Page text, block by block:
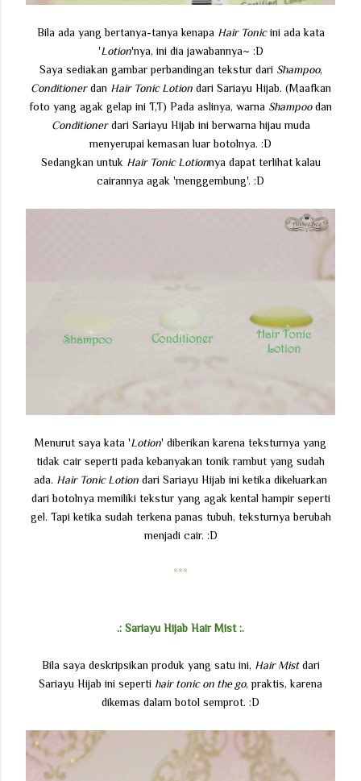
Bila ada yang bertanya-tanya kenapa Hair Tonicini ada kata
'Lotion'nya, ini dia jawabannya~ :D
Saya sediakan gambar perbandingan tekstur dari Shampoo,
Conditionerdan Hair Tonic Lotiondari Sariayu Hijab. (Maafkan
foto yang agak gelap ini T,T) Pada aslinya, warna Shampoodan
Conditionerdari Sariayu Hijab ini berwarna hijau muda
menyerupai kemasan luar botolnya. :D
Sedangkan untuk Hair Tonic Lotionnya dapat terlihat kalau
cairannya agak 'menggembung'. :D
Menurut saya kata 'Lotion' diberikan karena teksturnya yang
tidak cair seperti pada kebanyakan tonik rambut yang sudah
ada. Hair Tonic Lotion dari Sariayu Hijab ini ketika dikeluarkan
dari botolnya memiliki tekstur yang agak kental hampir seperti
gel. Tapi ketika sudah terkena panas tubuh, teksturnya berubah
menjadi cair. :D
***
.: Sariayu Hijab Hair Mist :.
Bila saya deskripsikan produk yang satu ini, Hair Mistdari
Sariayu Hijab ini seperti hair tonic on the go, praktis, karena
dikemas dalam botol semprot. :D